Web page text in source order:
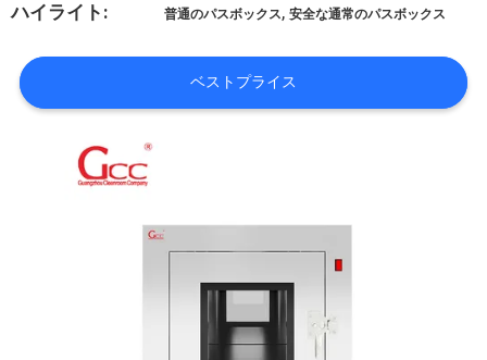
つ
ハイライト: 普通のパスボックス,安全な通常のパスボックス
ベストプライス